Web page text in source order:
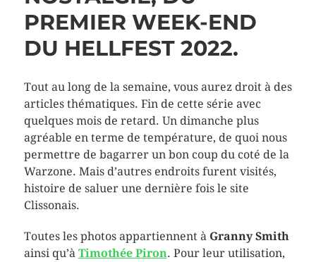
PREMIER WEEK-END
DU HELLFEST 2022.
Tout au long de la semaine, vous aurez droit à des
articles thématiques. Fin de cette série avec
quelques mois de retard. Un dimanche plus
agréable en terme de température, de quoi nous
permettre de bagarrer un bon coup du coté de la
Warzone. Mais d’autres endroits furent visités,
histoire de saluer une dernière fois le site
Clissonais.
Toutes les photos appartiennent àGranny Smith
ainsi qu’à Timothée Piron. Pour leur utilisation,